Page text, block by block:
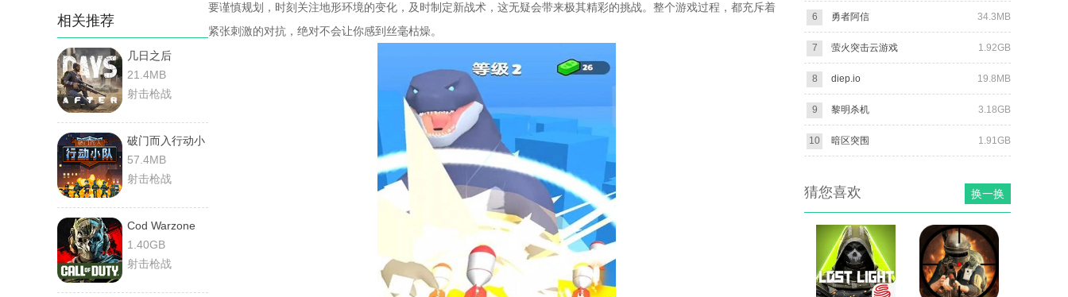
相关推荐
几日之后
21.4MB
射击枪战
破门而入行动小
队
57.4MB
射击枪战
Cod Warzone
1.40GB
射击枪战
要谨慎规划，时刻关注地形环境的变化，及时制定新战术，这无疑会带来极其精彩的挑战。整个游戏过程，都充斥着
紧张刺激的对抗，绝对不会让你感到丝毫枯燥。
6 34.3MB
勇者阿信
7 1.92GB
萤火突击云游戏
8 19.8MB
diep.io
9 3.18GB
黎明杀机
10 1.91GB
暗区突围
换一换
猜您喜欢